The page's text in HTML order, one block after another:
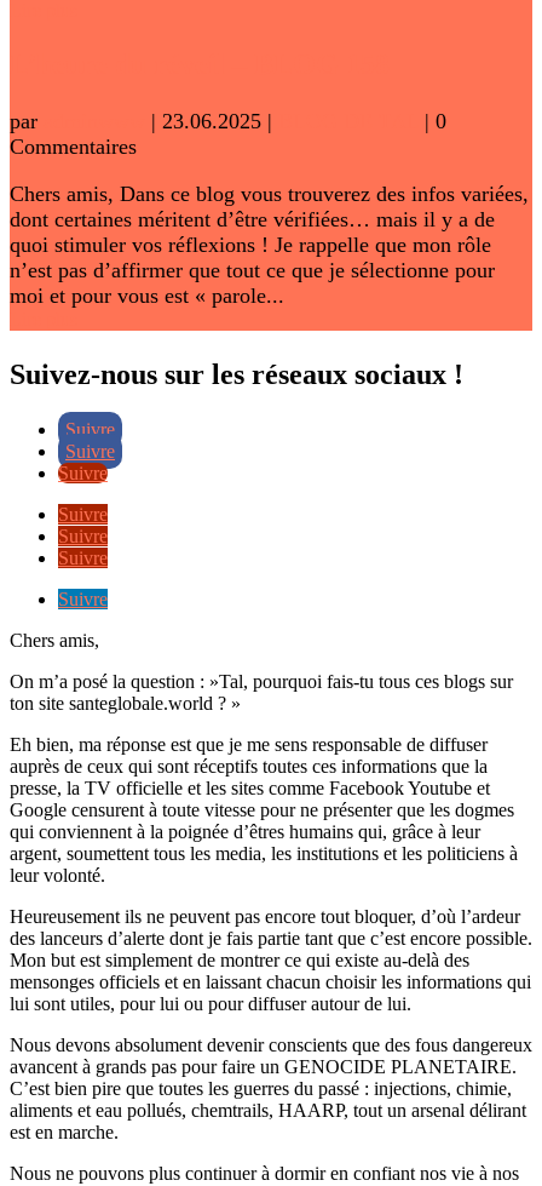
par | 23.06.2025 |
| 0
Commentaires
Chers amis, Dans ce blog vous trouverez des infos variées,
dont certaines méritent d’être vérifiées… mais il y a de
quoi stimuler vos réflexions ! Je rappelle que mon rôle
n’est pas d’affirmer que tout ce que je sélectionne pour
moi et pour vous est « parole...
Suivez-nous sur les réseaux sociaux !
Suivre
Suivre
Suivre
Suivre
Suivre
Suivre
Suivre
Chers amis,
On m’a posé la question : »Tal, pourquoi fais-tu tous ces blogs sur
ton site santeglobale.world ? »
Eh bien, ma réponse est que je me sens responsable de diffuser
auprès de ceux qui sont réceptifs toutes ces informations que la
presse, la TV officielle et les sites comme Facebook Youtube et
Google censurent à toute vitesse pour ne présenter que les dogmes
qui conviennent à la poignée d’êtres humains qui, grâce à leur
argent, soumettent tous les media, les institutions et les politiciens à
leur volonté.
Heureusement ils ne peuvent pas encore tout bloquer, d’où l’ardeur
des lanceurs d’alerte dont je fais partie tant que c’est encore possible.
Mon but est simplement de montrer ce qui existe au-delà des
mensonges officiels et en laissant chacun choisir les informations qui
lui sont utiles, pour lui ou pour diffuser autour de lui.
Nous devons absolument devenir conscients que des fous dangereux
avancent à grands pas pour faire un GENOCIDE PLANETAIRE.
C’est bien pire que toutes les guerres du passé : injections, chimie,
aliments et eau pollués, chemtrails, HAARP, tout un arsenal délirant
est en marche.
Nous ne pouvons plus continuer à dormir en confiant nos vie à nos